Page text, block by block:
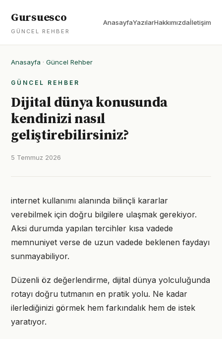
Gursuesco
GÜNCEL REHBER
AnasayfaYazılarHakkımızdaİletişim
Anasayfa · Güncel Rehber
GÜNCEL REHBER
Dijital dünya konusunda
kendinizi nasıl
geliştirebilirsiniz?
5 Temmuz 2026
internet kullanımı alanında bilinçli kararlar
verebilmek için doğru bilgilere ulaşmak gerekiyor.
Aksi durumda yapılan tercihler kısa vadede
memnuniyet verse de uzun vadede beklenen faydayı
sunmayabiliyor.
Düzenli öz değerlendirme, dijital dünya yolculuğunda
rotayı doğru tutmanın en pratik yolu. Ne kadar
ilerlediğinizi görmek hem farkındalık hem de istek
yaratıyor.